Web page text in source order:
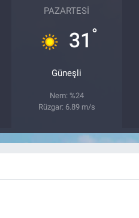
PAZARTESI
31 °
Güneşli
Nem: %24
Rüzgar: 6.89 m/s